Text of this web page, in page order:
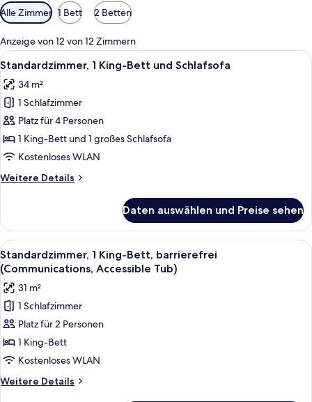
Verfügbare
Filter
für
Zimmer
Alle Zimmer 1 Bett 2 Betten
Anzeige von 12 von 12 Zimmern
Alle
Fotos
für
Standardzimmer,
1 King-
Bett
und
anzeigen
Ein modernes Hotelzimmer mit
5
Standardzimmer, 1 King-Bett und Schlafsofa
34 m²
1 Schlafzimmer
Platz für 4 Personen
1 King-Bett und 1 großes Schlafsofa
Kostenloses WLAN
Weitere Details
Weitere
1 King-
Bett
und
Schlafsofa
Daten auswählen und Preise sehen
Alle
Fotos
für
Standardzimmer,
1 King-
Bett,
barrierefrei
(Communications,
Accessible
Tub)
Ein Hotelzimmer mit einem großen
4
Standardzimmer, 1 King-Bett, barrierefrei
(Communications, Accessible Tub)
31 m²
1 Schlafzimmer
Platz für 2 Personen
1 King-Bett
Kostenloses WLAN
Weitere Details
Weitere